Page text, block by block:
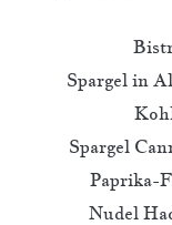
Spargel in
Spargel
Paprika-
Nudel